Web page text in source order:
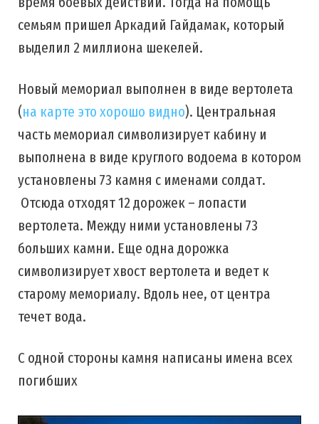
семьям пришел Аркадий Гайдамак, который
выделил 2 миллиона шекелей.
Новый мемориал выполнен в виде вертолета
(на карте это хорошо видно). Центральная
часть мемориал символизирует кабину и
выполнена в виде круглого водоема в котором
установлены 73 камня с именами солдат.
Отсюда отходят 12 дорожек – лопасти
вертолета. Между ними установлены 73
больших камни. Еще одна дорожка
символизирует хвост вертолета и ведет к
старому мемориалу. Вдоль нее, от центра
течет вода.
С одной стороны камня написаны имена всех
погибших